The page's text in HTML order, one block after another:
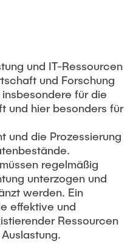
und IT-Ressourcen
und Forschung
für die
und hier besonders für
und die Prozessierung
regelmäßig
unterzogen und
werden. Ein
effektive und
Ressourcen